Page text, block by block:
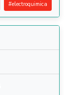
#electroquimica